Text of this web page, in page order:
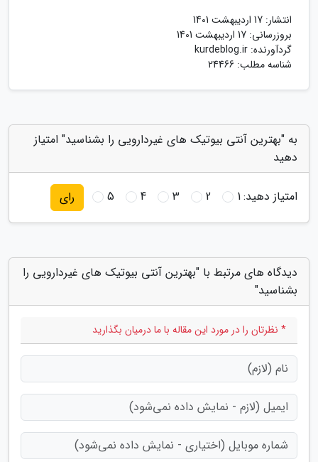
انتشار: 17 اردیبهشت 1401
بروزرسانی: 17 اردیبهشت 1401
گردآورنده: kurdeblog.ir
شناسه مطلب: 24466
به "بهترین آنتی بیوتیک های غیردارویی را بشناسید" امتیاز
دهید
امتیاز دهید:1
2
3
4
5 رای
دیدگاه های مرتبط با "بهترین آنتی بیوتیک های غیردارویی را
بشناسید"
* نظرتان را در مورد این مقاله با ما درمیان بگذارید